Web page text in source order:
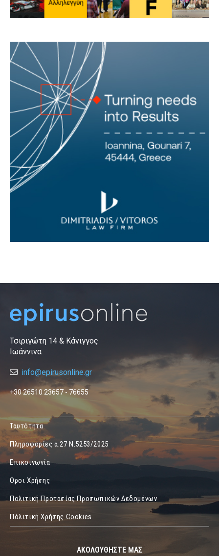
Τσιριγώτη 14 & Κάνιγγος
Ιωάννινα
info@epirusonline.gr
+30 26510 23657 - 76655
Ταυτότητα
Πληροφορίες α.27 Ν.5253/2025
Επικοινωνία
Όροι Χρήσης
Πολιτική Προτασίας Προσωπικών Δεδομένων
Πόλιτική Χρήσης Cookies
ΑΚΟΛΟΥΘΗΣΤΕ ΜΑΣ